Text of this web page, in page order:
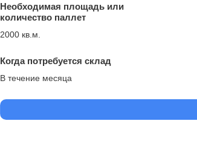
Необходимая площадь или
количество паллет
2000 кв.м.
Когда потребуется склад
В течение месяца